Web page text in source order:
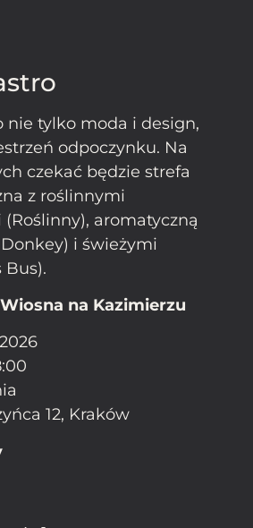
nie tylko moda i design,
odpoczynku. Na
czekać będzie strefa
z roślinnymi
aromatyczną
i świeżymi
Bus).
Wiosna na Kazimierzu
12, Kraków